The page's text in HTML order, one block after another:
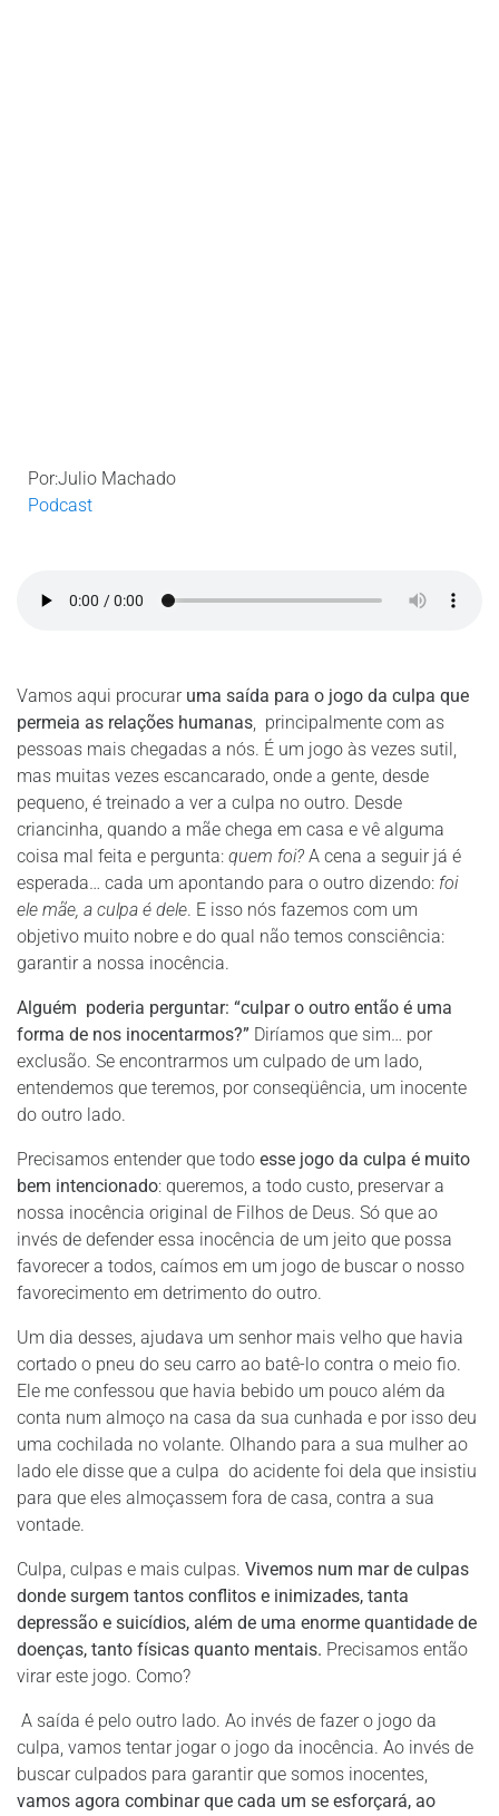
Por:Julio Machado
Podcast
Vamos aqui procurar uma saída para o jogo da culpa que
permeia as relações humanas, principalmente com as
pessoas mais chegadas a nós. É um jogo às vezes sutil,
mas muitas vezes escancarado, onde a gente, desde
pequeno, é treinado a ver a culpa no outro. Desde
criancinha, quando a mãe chega em casa e vê alguma
coisa mal feita e pergunta: quem foi? A cena a seguir já é
esperada… cada um apontando para o outro dizendo: foi
ele mãe, a culpa é dele. E isso nós fazemos com um
objetivo muito nobre e do qual não temos consciência:
garantir a nossa inocência.
Alguém poderia perguntar: “culpar o outro então é uma
forma de nos inocentarmos?” Diríamos que sim… por
exclusão. Se encontrarmos um culpado de um lado,
entendemos que teremos, por conseqüência, um inocente
do outro lado.
Precisamos entender que todo esse jogo da culpa é muito
bem intencionado: queremos, a todo custo, preservar a
nossa inocência original de Filhos de Deus. Só que ao
invés de defender essa inocência de um jeito que possa
favorecer a todos, caímos em um jogo de buscar o nosso
favorecimento em detrimento do outro.
Um dia desses, ajudava um senhor mais velho que havia
cortado o pneu do seu carro ao batê-lo contra o meio fio.
Ele me confessou que havia bebido um pouco além da
conta num almoço na casa da sua cunhada e por isso deu
uma cochilada no volante. Olhando para a sua mulher ao
lado ele disse que a culpa do acidente foi dela que insistiu
para que eles almoçassem fora de casa, contra a sua
vontade.
Culpa, culpas e mais culpas. Vivemos num mar de culpas
donde surgem tantos conflitos e inimizades, tanta
depressão e suicídios, além de uma enorme quantidade de
doenças, tanto físicas quanto mentais. Precisamos então
virar este jogo. Como?
A saída é pelo outro lado. Ao invés de fazer o jogo da
culpa, vamos tentar jogar o jogo da inocência. Ao invés de
buscar culpados para garantir que somos inocentes,
vamos agora combinar que cada um se esforçará, ao